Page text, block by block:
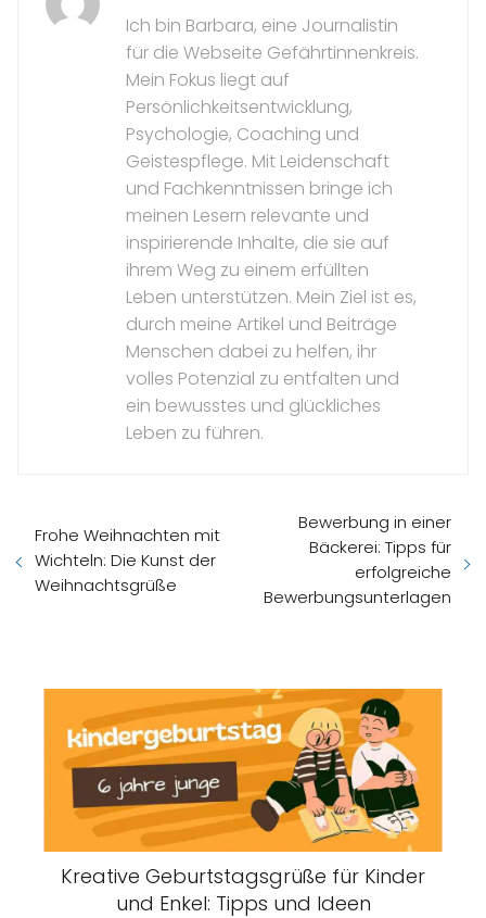
Ich bin Barbara, eine Journalistin
für die Webseite Gefährtinnenkreis.
Mein Fokus liegt auf
Persönlichkeitsentwicklung,
Psychologie, Coaching und
Geistespflege. Mit Leidenschaft
und Fachkenntnissen bringe ich
meinen Lesern relevante und
inspirierende Inhalte, die sie auf
ihrem Weg zu einem erfüllten
Leben unterstützen. Mein Ziel ist es,
durch meine Artikel und Beiträge
Menschen dabei zu helfen, ihr
volles Potenzial zu entfalten und
ein bewusstes und glückliches
Leben zu führen.
Frohe Weihnachten mit
Wichteln: Die Kunst der
Weihnachtsgrüße
Bewerbung in einer
Bäckerei: Tipps für
erfolgreiche
Bewerbungsunterlagen
Kreative Geburtstagsgrüße für Kinder
und Enkel: Tipps und Ideen